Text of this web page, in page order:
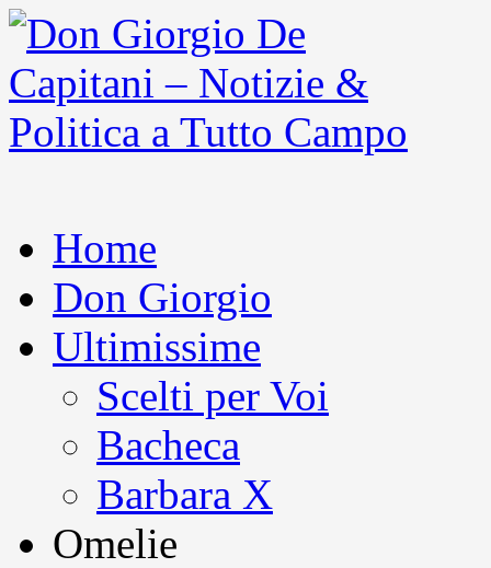
Home
Don Giorgio
Ultimissime
Scelti per Voi
Bacheca
Barbara X
Omelie